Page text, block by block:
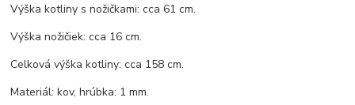
Výška kotliny s nožičkami: cca 61 cm.
Výška nožičiek: cca 16 cm.
Celková výška kotliny: cca 158 cm.
Materiál: kov, hrúbka: 1 mm.